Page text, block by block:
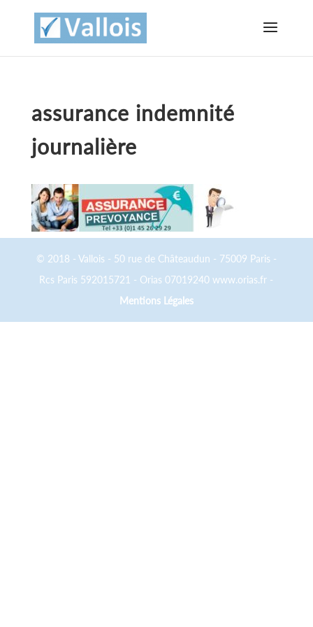
assurance indemnité
journalière
© 2018 - Vallois - 50 rue de Châteaudun - 75009 Paris -
Rcs Paris 592015721 - Orias 07019240 www.orias.fr -
Mentions Légales